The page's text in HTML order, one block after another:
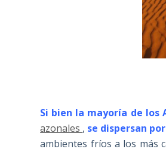
Si bien la mayoría de los
azonales , se dispersan
ambientes fríos a los más